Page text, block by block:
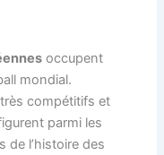
occupent
mondial.
compétitifs et
parmi les
de l’histoire des